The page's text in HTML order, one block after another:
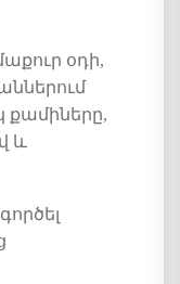
օդի,
քամիները,
և